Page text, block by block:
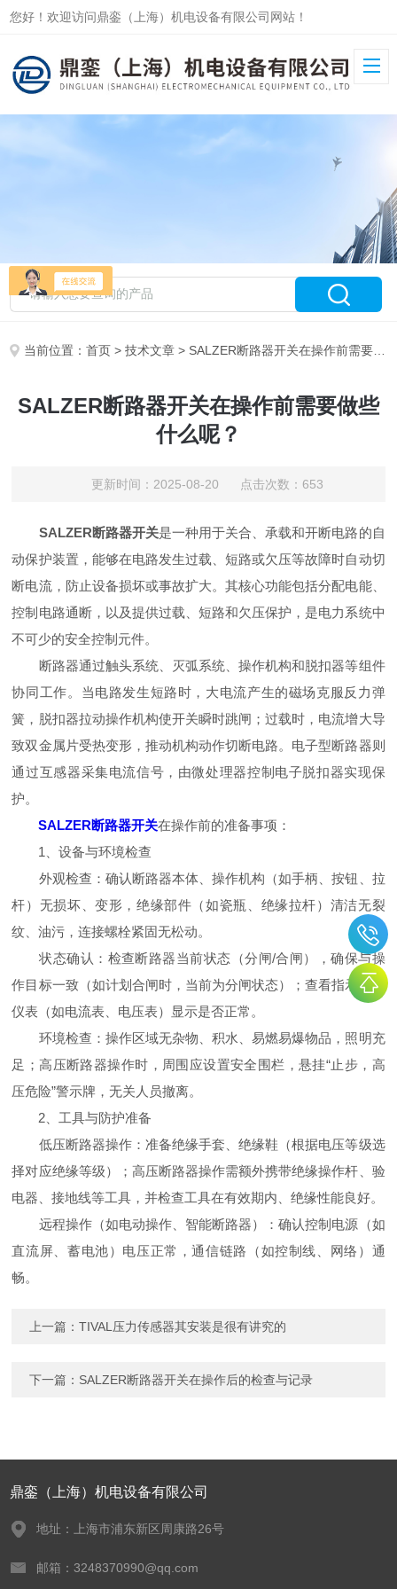
您好！欢迎访问鼎銮（上海）机电设备有限公司网站！
当前位置：首页 >技术文章 > SALZER断路器开关在操作前需要做些什么呢？
SALZER断路器开关在操作前需要做些
什么呢？
更新时间：2025-08-20 点击次数：653
SALZER断路器开关是一种用于关合、承载和开断电路的自
动保护装置，能够在电路发生过载、短路或欠压等故障时自动切
断电流，防止设备损坏或事故扩大。其核心功能包括分配电能、
控制电路通断，以及提供过载、短路和欠压保护，是电力系统中
不可少的安全控制元件。
断路器通过触头系统、灭弧系统、操作机构和脱扣器等组件
协同工作。当电路发生短路时，大电流产生的磁场克服反力弹
簧，脱扣器拉动操作机构使开关瞬时跳闸；过载时，电流增大导
致双金属片受热变形，推动机构动作切断电路。电子型断路器则
通过互感器采集电流信号，由微处理器控制电子脱扣器实现保
护。
SALZER断路器开关在操作前的准备事项：
1、设备与环境检查
外观检查：确认断路器本体、操作机构（如手柄、按钮、拉
杆）无损坏、变形，绝缘部件（如瓷瓶、绝缘拉杆）清洁无裂
纹、油污，连接螺栓紧固无松动。
状态确认：检查断路器当前状态（分闸/合闸），确保与操
作目标一致（如计划合闸时，当前为分闸状态）；查看指示灯、
仪表（如电流表、电压表）显示是否正常。
环境检查：操作区域无杂物、积水、易燃易爆物品，照明充
足；高压断路器操作时，周围应设置安全围栏，悬挂“止步，高
压危险”警示牌，无关人员撤离。
2、工具与防护准备
低压断路器操作：准备绝缘手套、绝缘鞋（根据电压等级选
择对应绝缘等级）；高压断路器操作需额外携带绝缘操作杆、验
电器、接地线等工具，并检查工具在有效期内、绝缘性能良好。
远程操作（如电动操作、智能断路器）：确认控制电源（如
直流屏、蓄电池）电压正常，通信链路（如控制线、网络）通
畅。
上一篇：TIVAL压力传感器其安装是很有讲究的
下一篇： SALZER断路器开关在操作后的检查与记录
鼎銮（上海）机电设备有限公司
地址：上海市浦东新区周康路26号
邮箱：3248370990@qq.com